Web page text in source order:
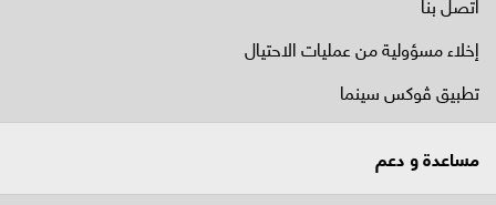
إخلاء مسؤولية من عمليات الاحتيال
تطبيق ڤوكس سينما
مساعدة و دعم